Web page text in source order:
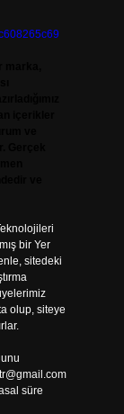
bir Yer
sitedeki
olup, siteye
süre